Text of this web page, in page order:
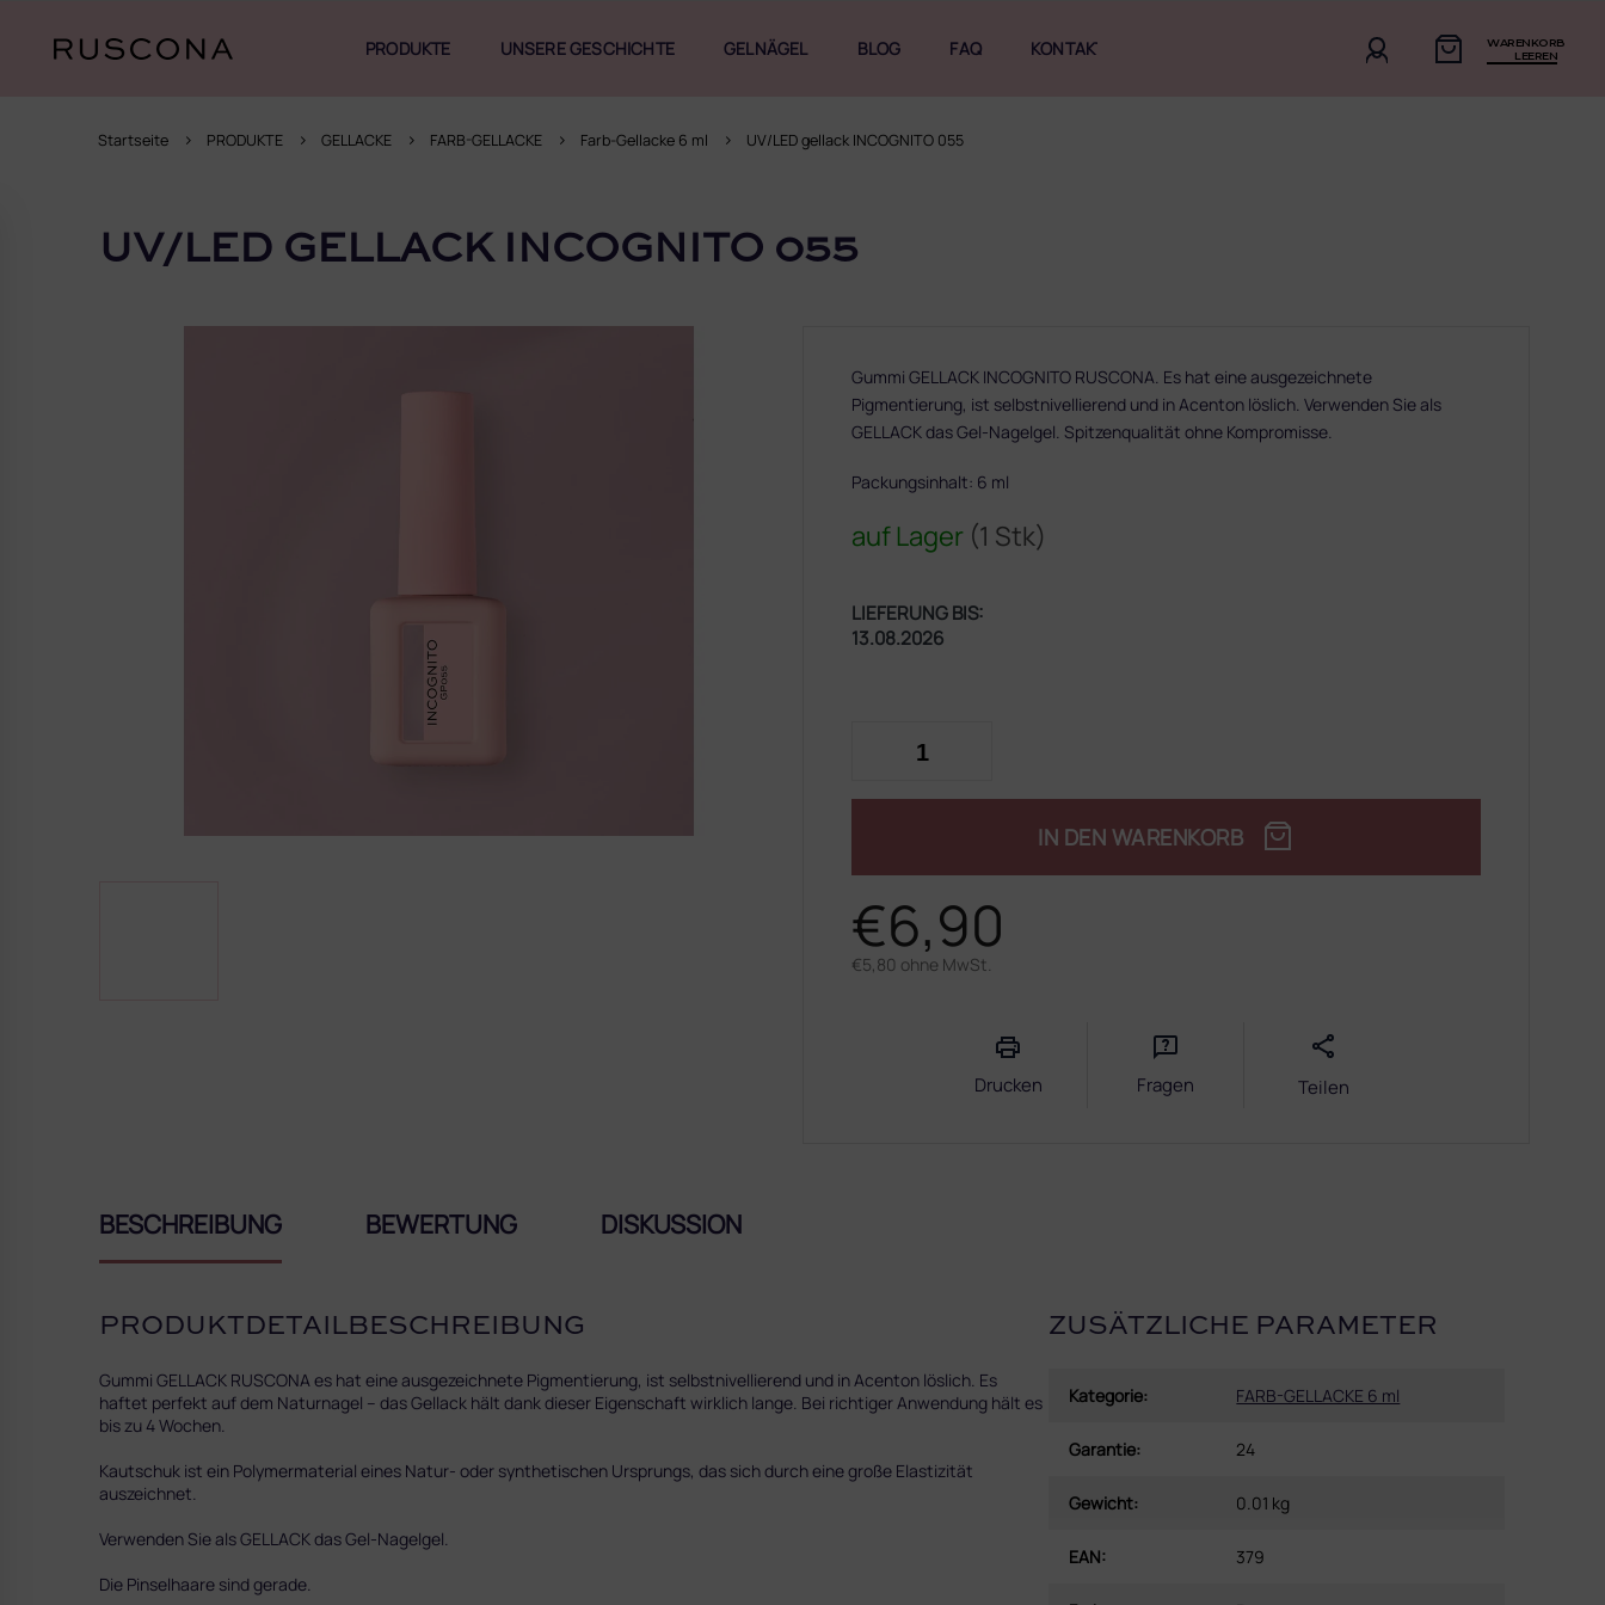
springen
WARENKORB
LEEREN
PRODUKTE UNSERE GESCHICHTE GELNÄGEL BLOG FAQ KONTAKT
Startseite PRODUKTE GELLACKE FARB-GELLACKE Farb-Gellacke 6 ml UV/LED gellack INCOGNITO 055
eUV/LED GELLACK INCOGNITO 055
€6,90
€5,80 ohne MwSt.
auf Lager (1 Stk)
LIEFERUNG BIS:
13.08.2026
IN DEN WARENKORB
Gummi GELLACK INCOGNITO RUSCONA. Es hat eine ausgezeichnete
Pigmentierung, ist selbstnivellierend und in Acenton löslich. Verwenden Sie als
GELLACK das Gel-Nagelgel. Spitzenqualität ohne Kompromisse.
Packungsinhalt: 6 ml
Drucken Fragen Teilen
BESCHREIBUNG BEWERTUNG DISKUSSION
PRODUKTDETAILBESCHREIBUNG
Gummi GELLACK RUSCONA es hat eine ausgezeichnete Pigmentierung, ist selbstnivellierend und in Acenton löslich. Es
haftet perfekt auf dem Naturnagel – das Gellack hält dank dieser Eigenschaft wirklich lange. Bei richtiger Anwendung hält es
bis zu 4 Wochen.
Kautschuk ist ein Polymermaterial eines Natur- oder synthetischen Ursprungs, das sich durch eine große Elastizität
auszeichnet.
Verwenden Sie als GELLACK das Gel-Nagelgel.
Die Pinselhaare sind gerade.
ZUSÄTZLICHE PARAMETER
Kategorie: FARB-GELLACKE 6 ml
Garantie: 24
Gewicht: 0.01 kg
EAN: 379